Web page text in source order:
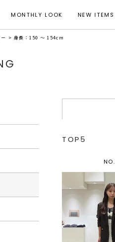
MONTHLY LOOK NEW ITEMS
身長：150 ～ 154cm
TOP5
NO.